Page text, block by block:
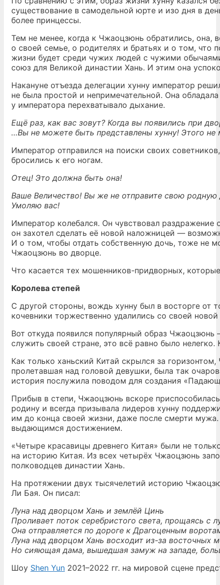
существование в самодельной юрте и изо дня в
более принцессы.
Тем не менее, когда к Чжаоцзюнь обратились, она,
о своей семье, о родителях и братьях и о том, что
жизни будет среди чужих людей с чужими
союз для Великой династии Хань. И этим она
Накануне отъезда делегации хунну император
не была простой и непримечательной. Она
у императора перехватывало дыхание.
Ещё раз, как вас зовут? Когда вы появились при
…Вы не можете быть представлены хунну! Этого
Император отправился на поиски своих
бросились к его ногам.
Отец! Это должна быть она!
Ваше Величество! Вы же не отправите свою родную
Умоляю вас!
Император колебался. Он чувствовал
он захотел сделать её новой наложницей —
И о том, чтобы отдать собственную дочь, тоже не
Чжаоцзюнь во дворце.
Что касается тех мошенников-придворных,
Королева степей
С другой стороны, вождь хунну был в восторге от
кочевники торжественно удалились со своей
Вот откуда появился популярный образ
служить своей стране, это всё равно было
Как только ханьский Китай скрылся за
пролетавшая над головой девушки, была так
история послужила поводом для создания
Прибыв в степи, Чжаоцзюнь вскоре
родину и всегда призывала лидеров хунну
им до конца своей жизни, даже после смерти
выдающимся достижением.
«Четыре красавицы древнего Китая» были не
на историю Китая. Из всех четырёх Чжаоцзюнь
полководцев династии Хань.
На протяжении двух тысячелетий историю
Ли Бая. Он писал:
Луна над дворцом Хань и землёй Цинь
Проливает поток серебристого света, прощаясь с
Она отправляется по дороге к Драгоценным
Луна над дворцом Хань восходит из-за восточных
Но сияющая дама, вышедшая замуж на западе,
Шоу Shen Yun 2021–2022 гг. на мировой сцене